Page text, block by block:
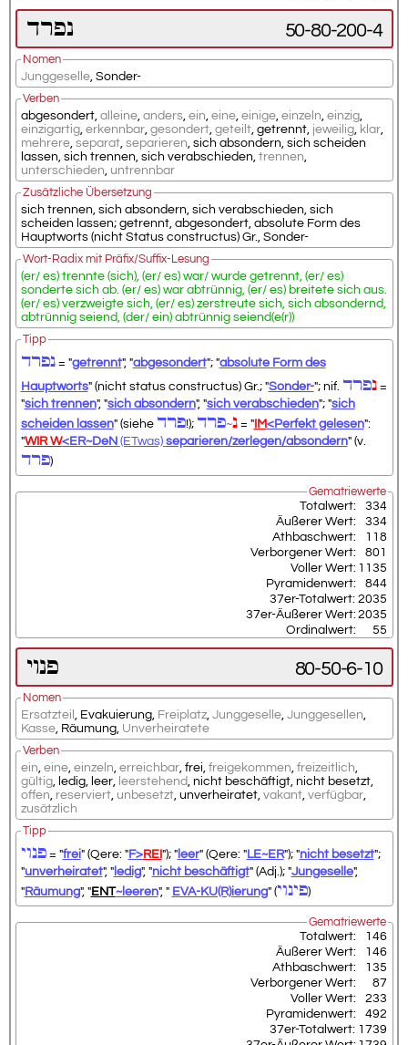
נפרד 50-80-200-4
Nomen
Junggeselle, Sonder-
Verben
abgesondert, alleine, anders, ein, eine, einige, einzeln, einzig,
einzigartig, erkennbar, gesondert, geteilt, getrennt, jeweilig, klar,
mehrere, separat, separieren, sich absondern, sich scheiden
lassen, sich trennen, sich verabschieden, trennen,
unterschieden, untrennbar
Zusätzliche Übersetzung
sich trennen, sich absondern, sich verabschieden, sich
scheiden lassen; getrennt, abgesondert, absolute Form des
Hauptworts (nicht Status constructus) Gr., Sonder-
Wort-Radix mit Präfix/Suffix-Lesung
(er/ es) trennte (sich), (er/ es) war/ wurde getrennt, (er/ es)
sonderte sich ab. (er/ es) war abtrünnig, (er/ es) breitete sich aus.
(er/ es) verzweigte sich, (er/ es) zerstreute sich, sich absondernd,
abtrünnig seiend, (der/ ein) abtrünnig seiend(e(r))
Tipp
נפרד = "getrennt", "abgesondert"; "absolute Form des
Hauptworts" (nicht status constructus) Gr.; "Sonder-"; nif. נפרד =
"sich trennen", "sich absondern", "sich verabschieden"; "sich
scheiden lassen" (siehe פרד!); פרד~נ= "IM<Perfekt gelesen":
"WIR W<ER~DeN (ETwas) separieren/zerlegen/absondern" (v.
פרד)
Gematriewerte
Totalwert:
334
Äußerer Wert:
334
Athbaschwert:
118
Verborgener Wert:
801
Voller Wert: 1135
Pyramidenwert:
844
37er-Totalwert: 2035
37er-Äußerer Wert: 2035
Ordinalwert:
55
פנוי 80-50-6-10
Nomen
Ersatzteil , Evakuierung, Freiplatz, Junggeselle, Junggesellen,
Kasse, Räumung, Unverheiratete
Verben
ein, eine, einzeln, erreichbar, frei, freigekommen, freizeitlich,
gültig, ledig, leer, leerstehend, nicht beschäftigt, nicht besetzt,
offen, reserviert, unbesetzt, unverheiratet, vakant, verfügbar,
zusätzlich
Tipp
פנוי= "frei" (Qere: "F>REI"); "leer" (Qere: "LE~ER"); "nicht besetzt";
"unverheiratet", "ledig", "nicht beschäftigt" (Adj.); "Jungeselle",
"Räumung", "ENT~leeren", " EVA-KU(R)ierung" (פינוי)
Gematriewerte
Totalwert:
146
Äußerer Wert:
146
Athbaschwert:
135
Verborgener Wert:
87
Voller Wert:
233
Pyramidenwert:
492
37er-Totalwert: 1739